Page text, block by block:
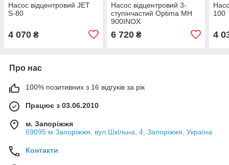
Насос відцентровий JET
S-80
4 070 ₴
Насос відцентровий 3-
ступінчастий Optima MH
900INOX
6 720₴
100
4
Про нас
100% позитивних з 16 відгуків за рік
Працює з 03.06.2010
м. Запоріжжя
69095 м.Запоріжжя, вул.Шкільна, 4, Запоріжжя, Україна
Контакти